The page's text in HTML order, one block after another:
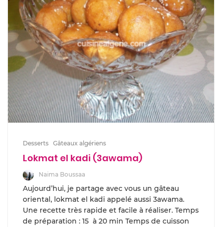
Desserts Gâteaux algériens
Lokmat el kadi (3awama)
Naima Boussaa
Aujourd’hui, je partage avec vous un gâteau
oriental, lokmat el kadi appelé aussi 3awama.
Une recette très rapide et facile à réaliser. Temps
de préparation : 15 à 20 min Temps de cuisson